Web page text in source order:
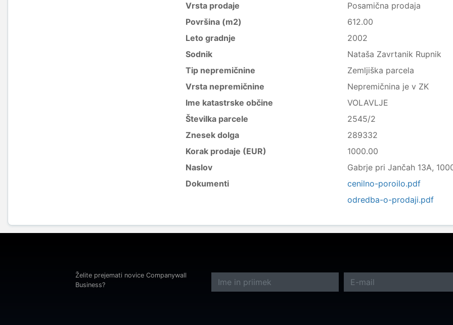
Vrsta prodaje
Posamična prodaja
Površina (m2)
612.00
Leto gradnje
2002
Sodnik
Nataša Zavrtanik Rupnik
Tip nepremičnine
Zemljiška parcela
Vrsta nepremičnine
Nepremičnina je v ZK
Ime katastrske občine
VOLAVLJE
Številka parcele
2545/2
Znesek dolga
289332
Korak prodaje (EUR)
1000.00
Naslov
Gabrje pri Jančah 13A,
Dokumenti
cenilno-poroilo.pdf
odredba-o-prodaji.pdf
Želite prejemati novice Companywall
Business?